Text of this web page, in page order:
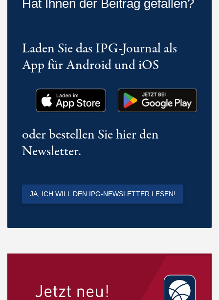
Hat Ihnen der Beitrag gefallen?
Laden Sie das IPG-Journal als
App für Android und iOS
oder bestellen Sie hier den
Newsletter.
JA, ICH WILL DEN IPG-NEWSLETTER LESEN!